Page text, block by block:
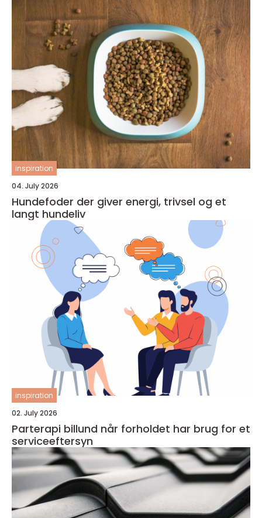
inspiration
04. July 2026
Hundefoder der giver energi, trivsel og et
langt hundeliv
inspiration
02. July 2026
Parterapi billund når forholdet har brug for et
serviceeftersyn